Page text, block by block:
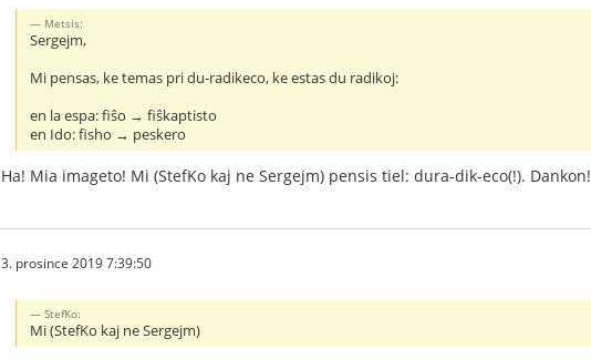
Metsis:
Sergejm,
Mi pensas, ke temas pri du-radikeco, ke estas du radikoj:
en la espa: fiŝo → fiŝkaptisto
en Ido: fisho → peskero
Ha! Mia imageto! Mi (StefKo kaj ne Sergejm) pensis tiel: dura-dik-eco(!). Dankon!
3. prosince 2019 7:39:50
StefKo:
Mi (StefKo kaj ne Sergejm)